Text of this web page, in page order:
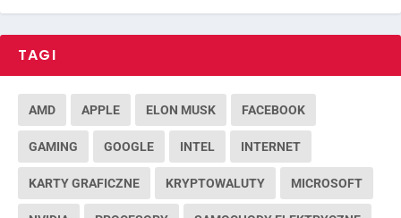
TAGI
AMD APPLE ELON MUSK FACEBOOK
GAMING GOOGLE INTEL INTERNET
KARTY GRAFICZNE KRYPTOWALUTY MICROSOFT